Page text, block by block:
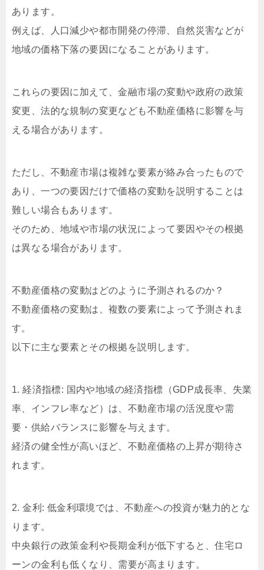
あります。
例えば、人口減少や都市開発の停滞、自然災害などが
地域の価格下落の要因になることがあります。
これらの要因に加えて、金融市場の変動や政府の政策
変更、法的な規制の変更なども不動産価格に影響を与
える場合があります。
ただし、不動産市場は複雑な要素が絡み合ったもので
あり、一つの要因だけで価格の変動を説明することは
難しい場合もあります。
そのため、地域や市場の状況によって要因やその根拠
は異なる場合があります。
不動産価格の変動はどのように予測されるのか？
不動産価格の変動は、複数の要素によって予測されま
す。
以下に主な要素とその根拠を説明します。
1. 経済指標: 国内や地域の経済指標（GDP成長率、失業
率、インフレ率など）は、不動産市場の活況度や需
要・供給バランスに影響を与えます。
経済の健全性が高いほど、不動産価格の上昇が期待さ
れます。
2. 金利: 低金利環境では、不動産への投資が魅力的とな
ります。
中央銀行の政策金利や長期金利が低下すると、住宅ロ
ーンの金利も低くなり、需要が高まります。